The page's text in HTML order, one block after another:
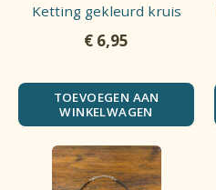
Ketting gekleurd kruis
€ 6,95
TOEVOEGEN AAN
WINKELWAGEN